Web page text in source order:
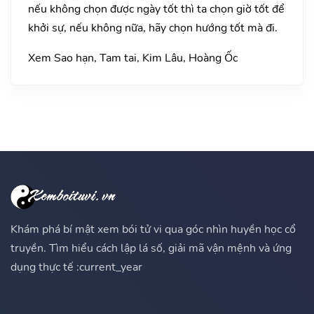
nếu không chọn được ngày tốt thì ta chọn giờ tốt để
khởi sự, nếu không nữa, hãy chọn hướng tốt mà đi.
Xem Sao hạn, Tam tai, Kim Lâu, Hoàng Ốc
Khám phá bí mật xem bói tử vi qua góc nhìn huyền học cổ
truyền. Tìm hiểu cách lập lá số, giải mã vận mệnh và ứng
dụng thực tế :current_year